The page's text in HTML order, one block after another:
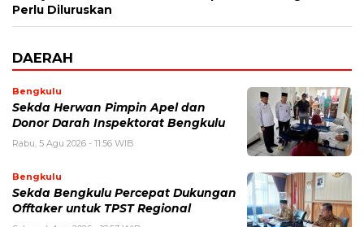
Perlu Diluruskan
DAERAH
Bengkulu
Sekda Herwan Pimpin Apel dan
Donor Darah Inspektorat Bengkulu
Rabu, 5 Agu 2026 - 11:56 WIB
Bengkulu
Sekda Bengkulu Percepat Dukungan
Offtaker untuk TPST Regional